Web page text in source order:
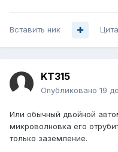
Вставить ник
KT315
Опубликовано 19
Или обычный двойной
микроволновка его
только заземление.